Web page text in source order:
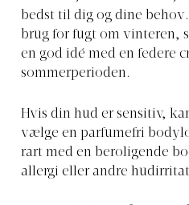
bedst til dig og dine
brug for fugt om vinteren,
en god idé med en federe
sommerperioden.
Hvis din hud er sensitiv,
vælge en parfumefri
rart med en beroligende
allergi eller andre